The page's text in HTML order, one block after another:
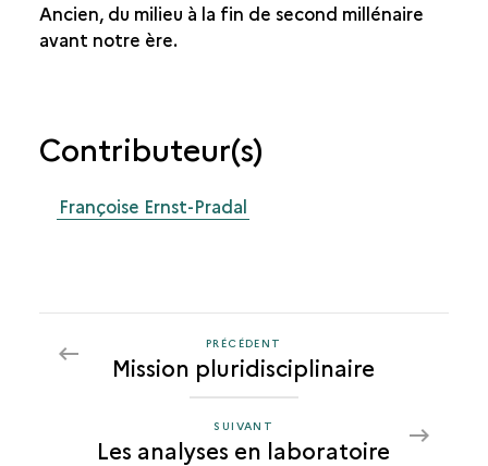
Ancien, du milieu à la fin de second millénaire
avant notre ère.
Contributeur(s)
Françoise Ernst-Pradal
PRÉCÉDENT
LES
ANALYSES
EN
LABORATOIRE
PRÉCÉDENT
Mission pluridisciplinaire
SUIVANT
LES
SUIVANT
Les analyses en laboratoire